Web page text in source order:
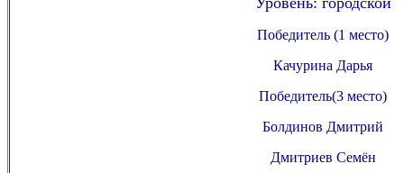
Победитель (1 место)
Качурина Дарья
Победитель(3 место)
Болдинов Дмитрий
Дмитриев Семён